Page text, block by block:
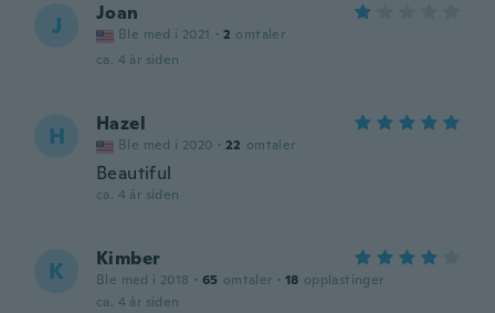
J Joan
Ble med i 2021 · 2 omtaler
ca. 4 år siden
H Hazel
Ble med i 2020 · 22 omtaler
Beautiful
ca. 4 år siden
K Kimber
Ble med i 2018 · 65 omtaler · 18 opplastinger
ca. 4 år siden